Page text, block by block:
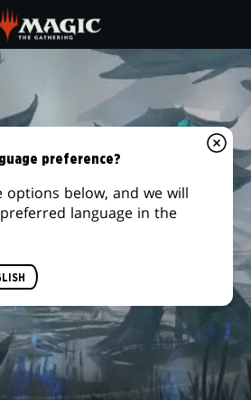
preference?
options below, and we will
language in the